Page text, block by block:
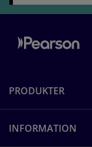
PRODUKTER
INFORMATION